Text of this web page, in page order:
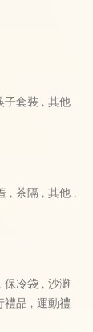
子套裝 , 其他
, 茶隔 , 其他 ,
保冷袋 , 沙灘
禮品 , 運動禮